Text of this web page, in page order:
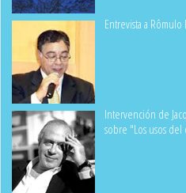
Entrevista a
Intervención de
sobre "Los usos